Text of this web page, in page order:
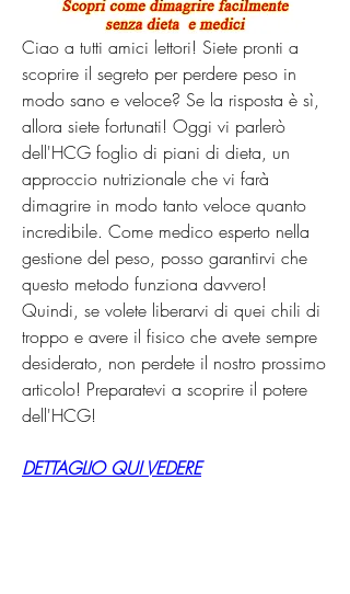
Ciao a tutti amici lettori! Siete pronti a
scoprire il segreto per perdere peso in
modo sano e veloce? Se la risposta è sì,
allora siete fortunati! Oggi vi parlerò
dell'HCG foglio di piani di dieta, un
approccio nutrizionale che vi farà
dimagrire in modo tanto veloce quanto
incredibile. Come medico esperto nella
gestione del peso, posso garantirvi che
questo metodo funziona davvero!
Quindi, se volete liberarvi di quei chili di
troppo e avere il fisico che avete sempre
desiderato, non perdete il nostro prossimo
articolo! Preparatevi a scoprire il potere
dell'HCG!
DETTAGLIO QUI VEDERE